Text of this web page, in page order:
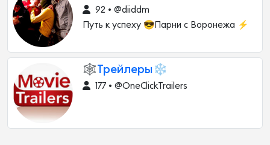
92 • @diiddm
Путь к успеху 😎Парни с Воронежа ⚡️
🕸Трейлеры❄️
177 • @OneClickTrailers